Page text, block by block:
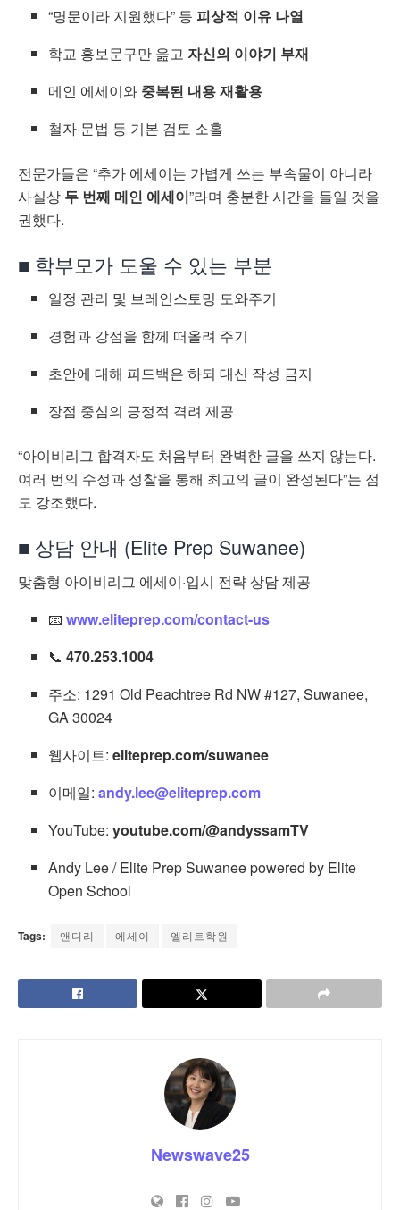
“명문이라 지원했다” 등피상적 이유 나열
학교 홍보문구만 읊고자신의 이야기 부재
메인 에세이와 중복된 내용 재활용
철자·문법 등 기본 검토 소홀
전문가들은 “추가 에세이는 가볍게 쓰는 부속물이 아니라
사실상 두 번째 메인 에세이”라며 충분한 시간을 들일 것을
권했다.
■ 학부모가 도울 수 있는 부분
일정 관리 및 브레인스토밍 도와주기
경험과 강점을 함께 떠올려 주기
초안에 대해 피드백은 하되 대신 작성 금지
장점 중심의 긍정적 격려 제공
“아이비리그 합격자도 처음부터 완벽한 글을 쓰지 않는다.
여러 번의 수정과 성찰을 통해 최고의 글이 완성된다”는 점
도 강조했다.
■ 상담 안내 (Elite Prep Suwanee)
맞춤형 아이비리그 에세이·입시 전략 상담 제공
📧www.eliteprep.com/contact-us
📞470.253.1004
주소: 1291 Old Peachtree Rd NW #127, Suwanee,
GA 30024
웹사이트:eliteprep.com/suwanee
이메일:andy.lee@eliteprep.com
YouTube:youtube.com/@andyssamTV
Andy Lee / Elite Prep Suwanee powered by Elite
Open School
Tags: 앤디리 에세이 엘리트학원
Newswave25